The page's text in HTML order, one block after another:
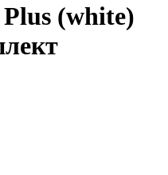
(white)